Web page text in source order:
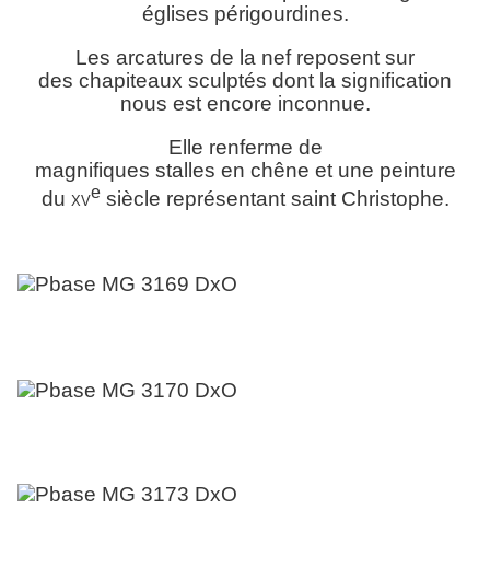
églises périgourdines.
Les arcatures de la nef reposent sur
des chapiteaux sculptés dont la signification
nous est encore inconnue.
Elle renferme de
magnifiques stalles en chêne et une peinture
du xvesiècle représentant saint Christophe.